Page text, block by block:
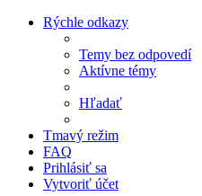
Rýchle odkazy
Temy bez odpovedí
Aktívne témy
Hľadať
Tmavý režim
FAQ
Prihlásiť sa
Vytvoriť účet